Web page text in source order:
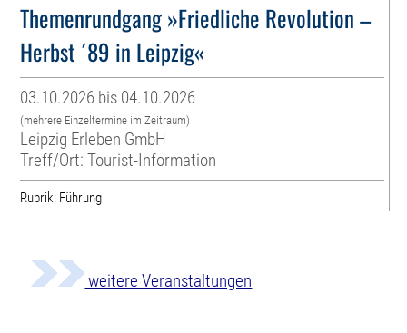
Themenrundgang »Friedliche Revolution –
Herbst ´89 in Leipzig«
03.10.2026 bis 04.10.2026
(mehrere Einzeltermine im Zeitraum)
Leipzig Erleben GmbH
Treff/Ort: Tourist-Information
Rubrik: Führung
weitere Veranstaltungen